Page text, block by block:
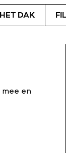
DAK
mee en